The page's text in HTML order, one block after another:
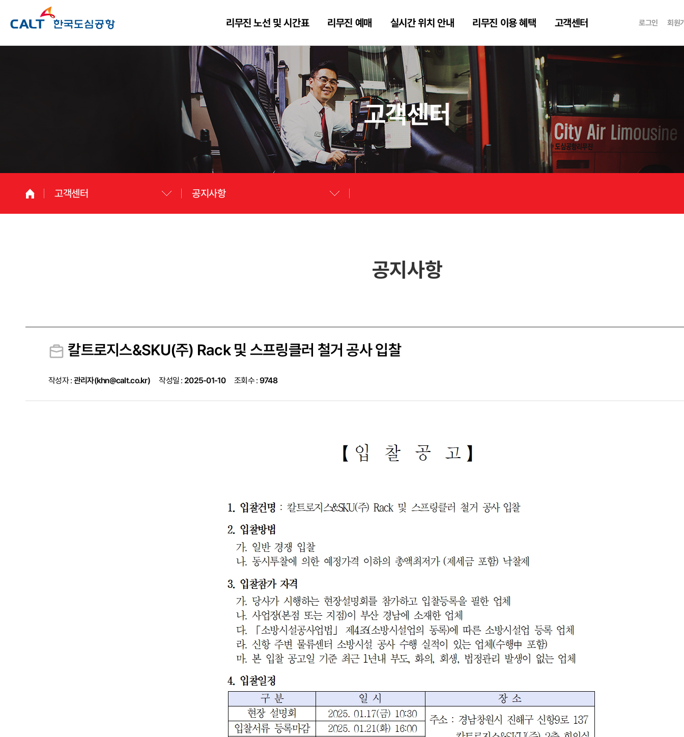
로그인 회원
리무진 노선 및 시간표 리무진 예매 실시간 위치 안내 리무진 이용 혜택 고객센터
고객센터
고객센터 공지사항
공지사항
칼트로지스&SKU(주) Rack 및 스프링클러 철거 공사 입찰
작성자 : 관리자(khn@calt.co.kr) 작성일 : 2025-01-10 조회수 : 9748